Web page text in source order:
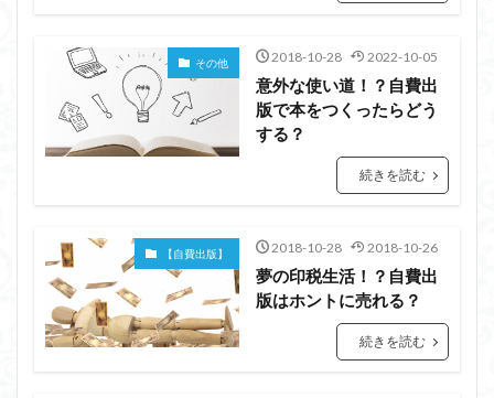
その他 2018-10-28 2022-10-05
意外な使い道！？自費出
版で本をつくったらどう
する？
続きを読む
【自費出版】 2018-10-28 2018-10-26
夢の印税生活！？自費出
版はホントに売れる？
続きを読む